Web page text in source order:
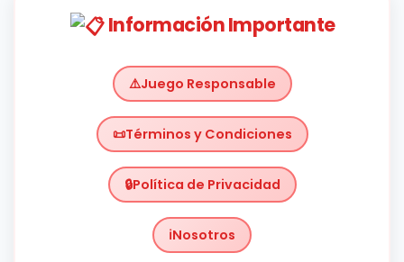
Información Importante
Juego Responsable
Términos y Condiciones
Política de Privacidad
Nosotros